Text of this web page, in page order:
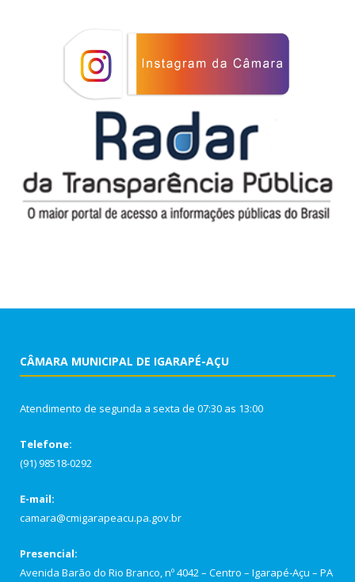
CÂMARA MUNICIPAL DE IGARAPÉ-AÇU
Atendimento de segunda a sexta de 07:30 as 13:00
Telefone:
(91) 98518-0292
E-mail:
camara@cmigarapeacu.pa.gov.br
Presencial:
Avenida Barão do Rio Branco, nº 4042 – Centro – Igarapé-Açu – PA